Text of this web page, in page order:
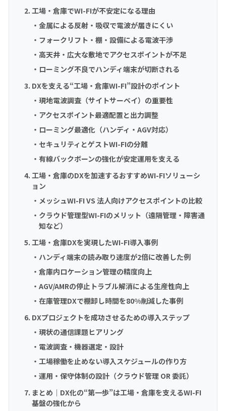
工場・倉庫でWI-FIが不安定になる理由
金属による反射・吸収で電波が届きにくい
フォークリフト・棚・設備による電波干渉
高天井・広大な敷地でアクセスポイントが不足
ローミング不良でハンディ端末が切断される
DXを支える“工場・倉庫WI-FI”設計のポイント
現地電波調査（サイトサーベイ）の重要性
アクセスポイント最適配置と出力調整
ローミング最適化（ハンディ・AGV対応）
セキュリティとゲストWI-FIの分離
有線バックボーンの強化が安定運用を支える
工場・倉庫のDXを加速するおすすめWI-FIソリューシ
ョン
メッシュWI-FI VS 法人向けアクセスポイントの比較
クラウド管理型WI-FIのメリット（遠隔管理・障害通
知など）
工場・倉庫DXを実現したWI-FI導入事例
ハンディ端末の読み取り速度が2倍に改善した例
倉庫内ロケーション管理の精度向上
AGV/AMRの停止トラブル解消による生産性向上
在庫管理DXで棚卸し時間を80%削減した事例
DXプロジェクトを成功させるための導入ステップ
現状の通信課題ヒアリング
電波調査・機器選定・設計
工場稼働を止めない導入スケジュールの作り方
運用・保守体制の設計（クラウド管理 OR 委託）
まとめ｜DX化の“第一歩”は工場・倉庫を支えるWI-FI
基盤の強化から